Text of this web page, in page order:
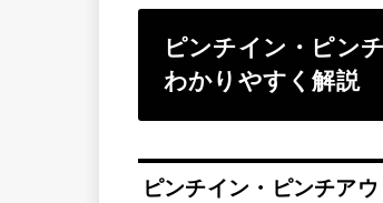
ピンチイン・ピン
わかりやすく解説
ピンチイン・ピンチアウ